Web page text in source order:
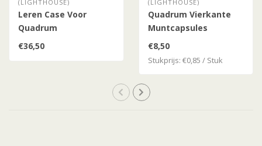
(LIGHTHOUSE)
Leren Case Voor
Quadrum
Muntcapsules /
€36,50
(LIGHTHOUSE)
Quadrum Vierkante
Muntcapsules
€8,50
Stukprijs: €0,85 / Stuk